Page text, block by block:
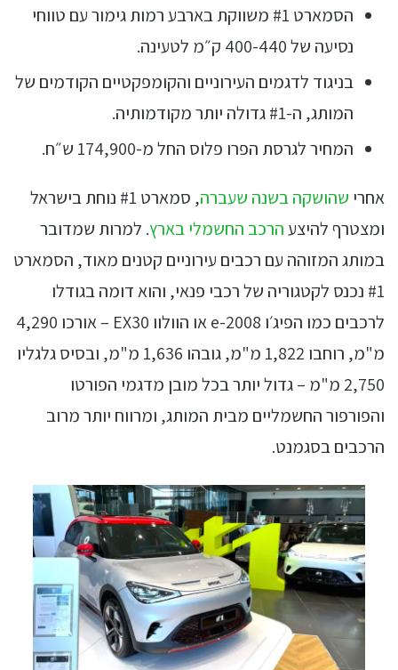
הסמארט #1 משווקת בארבע רמות גימור עם טווחי
נסיעה של 400-440 ק״מ לטעינה.
בניגוד לדגמים העירוניים והקומפקטיים הקודמים של
המותג, ה-#1 גדולה יותר מקודמותיה.
המחיר לגרסת הפרו פלוס החל מ-174,900 ש״ח.
אחרי שהושקה בשנה שעברה
, סמארט #1 נוחת בישראל
ומצטרף להיצעהרכב החשמלי בארץ. למרות שמדובר
במותג המזוהה עם רכבים עירוניים קטנים מאוד, הסמארט
#1 נכנס לקטגוריה של רכבי פנאי, והוא דומה בגודלו
לרכבים כמו הפיג׳ו e-2008 או הוולוו EX30 – אורכו 4,290
מ"מ, רוחבו 1,822 מ"מ, גובהו 1,636 מ"מ, ובסיס גלגליו
2,750 מ"מ – גדול יותר בכל מובן מדגמי הפורטו
והפורפור החשמליים מבית המותג, ומרווח יותר מרוב
הרכבים בסגמנט.